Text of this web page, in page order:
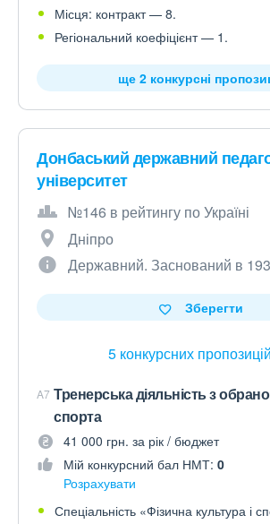
Місця: контракт — 8.
Регіональний коефіцієнт — 1.
ще 2 конкурсні
Донбаський державний
університет
№146 в рейтингу по Україні
Дніпро
Державний. Заснований в
5 конкурсних пропозицій
Зберегти
A7 Тренерська діяльність з
спорта
41 000 грн. за рік / бюджет
Мій конкурсний бал НМТ: 0
Розрахувати
Спеціальність «Фізична культура і